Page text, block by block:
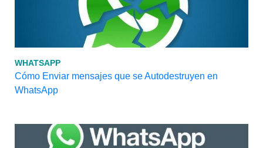
WHATSAPP
Cómo Enviar mensajes que se Autodestruyen en
WhatsApp